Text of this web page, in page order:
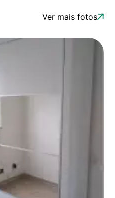
Ver mais fotos